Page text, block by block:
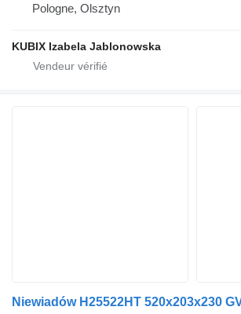
Pologne, Olsztyn
KUBIX Izabela Jablonowska